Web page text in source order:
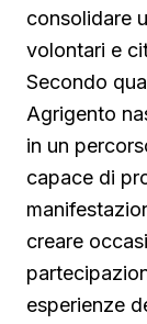
consolidare
volontari e
Secondo
Agrigento
in un
capace di
creare
esperienze